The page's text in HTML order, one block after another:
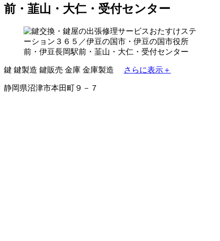
前・韮山・大仁・受付センター
鍵 鍵製造 鍵販売 金庫 金庫製造 さらに表示＋
静岡県沼津市本田町９－７